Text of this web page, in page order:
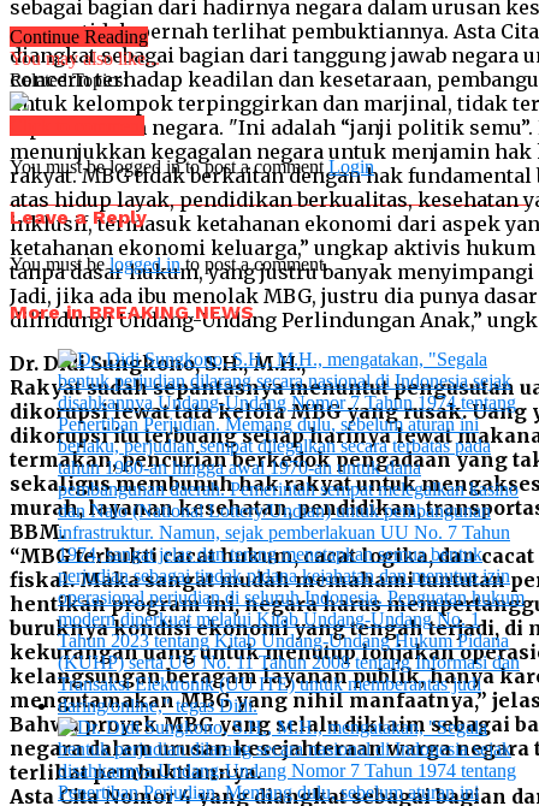
Dr. Didi Sungkono, S.H., M.H.,
Rakyat sudah sepantasnya menuntut pengusutan
dikorupsi lewat tata kelola MBG yang rusak. Uang
dikorupsi itu terbuang setiap harinya lewat
termakan, pencurian berkedok pengadaan yang
sekaligus membunuh hak rakyat untuk
murah, layanan kesehatan, pendidikan,
BBM.
“MBG terbukti cacat hukum, cacat logika, dan
fiskal. Maka sangat mudah memahami tuntutan
hentikan program ini, negara harus
buruknya kondisi ekonomi yang tengah terjadi, di
kekurangan uang untuk menutup lonjakan
kelangsungan beragam layanan publik, hanya
mengutamakan MBG yang nihil manfaatnya,”
Bahwa proyek MBG yang selalu diklaim sebagai
negara dalam urusan kesejahteraan warga
terlihat pembuktiannya.
Asta Cita Nomor 4 yang diangkat sebagai bagian
Continue Reading
You may also like...
Related Topics:
You must be logged in to post a comment Login
Leave a Reply
You must belogged into post a comment.
More in BREAKING NEWS